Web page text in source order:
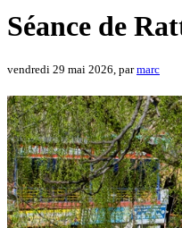
Séance de
vendredi 29 mai 2026, parmarc